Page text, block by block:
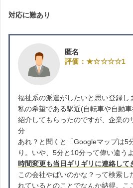
対応に難あり
匿名
評価：★☆☆☆☆1
福祉系の派遣がしたいと思い登録し
私の希望である駅近(自転車や自動
紹介してもらったのですが、企業の
分
あれ？と聞くと「Googleマップは5
り。いや、5分と10分って偉い違うよ
時間変更も当日ギリギリに連絡して
この会社やばいのかな？って検索し
れているとのことでなんか納得。こ